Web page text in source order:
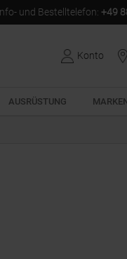
und Bestelltelefon: +49
Konto
AUSRÜSTUNG